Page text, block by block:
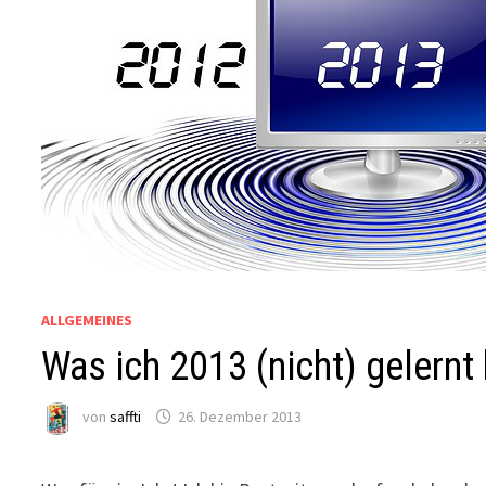
ALLGEMEINES
Was ich 2013 (nicht) gelernt
vonsaffti 26. Dezember 2013